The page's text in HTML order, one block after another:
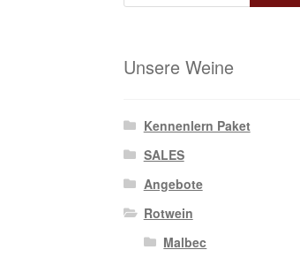
Unsere Weine
Kennenlern Paket
SALES
Angebote
Rotwein
Malbec